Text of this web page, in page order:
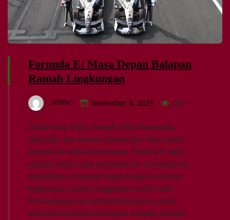
Formula E: Masa Depan Balapan
Ramah Lingkungan
admin November 6, 2025 542
Dunia balap selalu menjadi simbol kecepatan,
adrenalin, dan inovasi. Namun kini, fokus mulai
bergeser ke arah keberlanjutan. Formula E hadir
sebagai wujud nyata perubahan itu. Kompetisi ini
memadukan kecepatan tinggi dengan kesadaran
lingkungan melalui penggunaan mobil listrik.
Perkembangan ini membuktikan bahwa dunia
motorsport mampu beradaptasi terhadap tuntutan